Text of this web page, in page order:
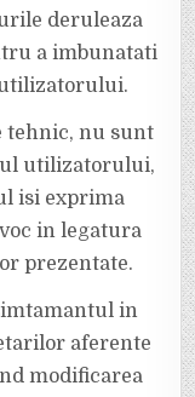
deruleaza
a imbunatati
tehnic, nu sunt
utilizatorului,
isi exprima
in legatura
prezentate.
in
aferente
modificarea